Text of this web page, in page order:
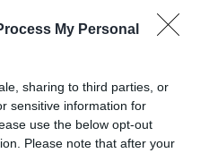
My Personal
sharing to third parties, or
sensitive information for
use the below opt-out
Please note that after your
Λεωφόρος